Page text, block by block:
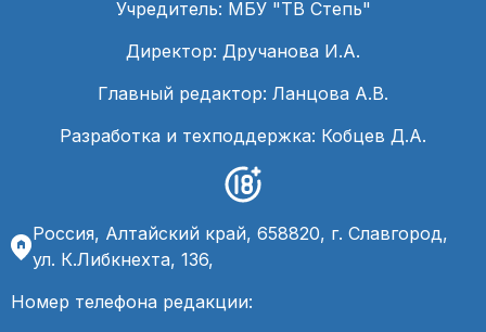
Учредитель: МБУ "ТВ Степь"
Директор: Дручанова И.А.
Главный редактор: Ланцова А.В.
Разработка и техподдержка: Кобцев Д.А.
Россия, Алтайский край, 658820, г. Славгород,
ул. К.Либкнехта, 136,
Номер телефона редакции: